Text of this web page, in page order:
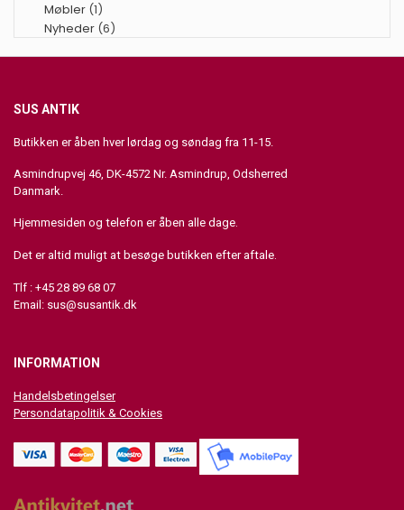
Møbler (1)
Nyheder (6)
SUS ANTIK
Butikken er åben hver lørdag og søndag fra 11-15.
Asmindrupvej 46, DK-4572 Nr. Asmindrup, Odsherred
Danmark.
Hjemmesiden og telefon er åben alle dage.
Det er altid muligt at besøge butikken efter aftale.
Tlf : +45 28 89 68 07
Email: sus@susantik.dk
INFORMATION
Handelsbetingelser
Persondatapolitik & Cookies